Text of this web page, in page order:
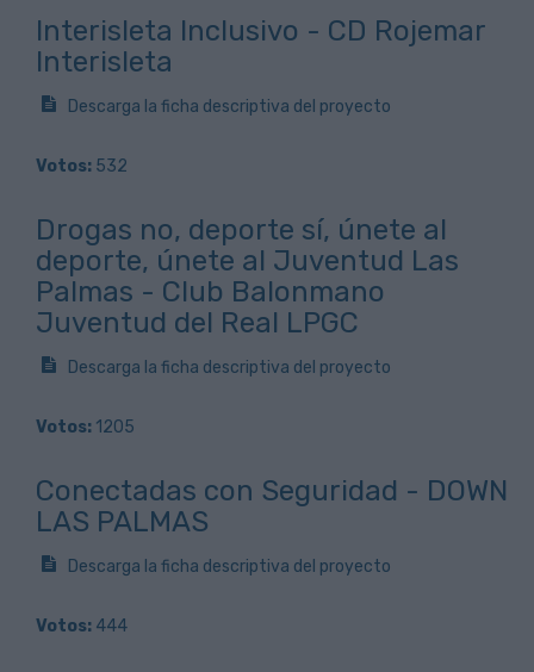
Interisleta Inclusivo - CD Rojemar
Interisleta
Descarga la ficha descriptiva del proyecto
Votos: 532
Drogas no, deporte sí, únete al
deporte, únete al Juventud Las
Palmas - Club Balonmano
Juventud del Real LPGC
Descarga la ficha descriptiva del proyecto
Votos: 1205
Conectadas con Seguridad - DOWN
LAS PALMAS
Descarga la ficha descriptiva del proyecto
Votos: 444